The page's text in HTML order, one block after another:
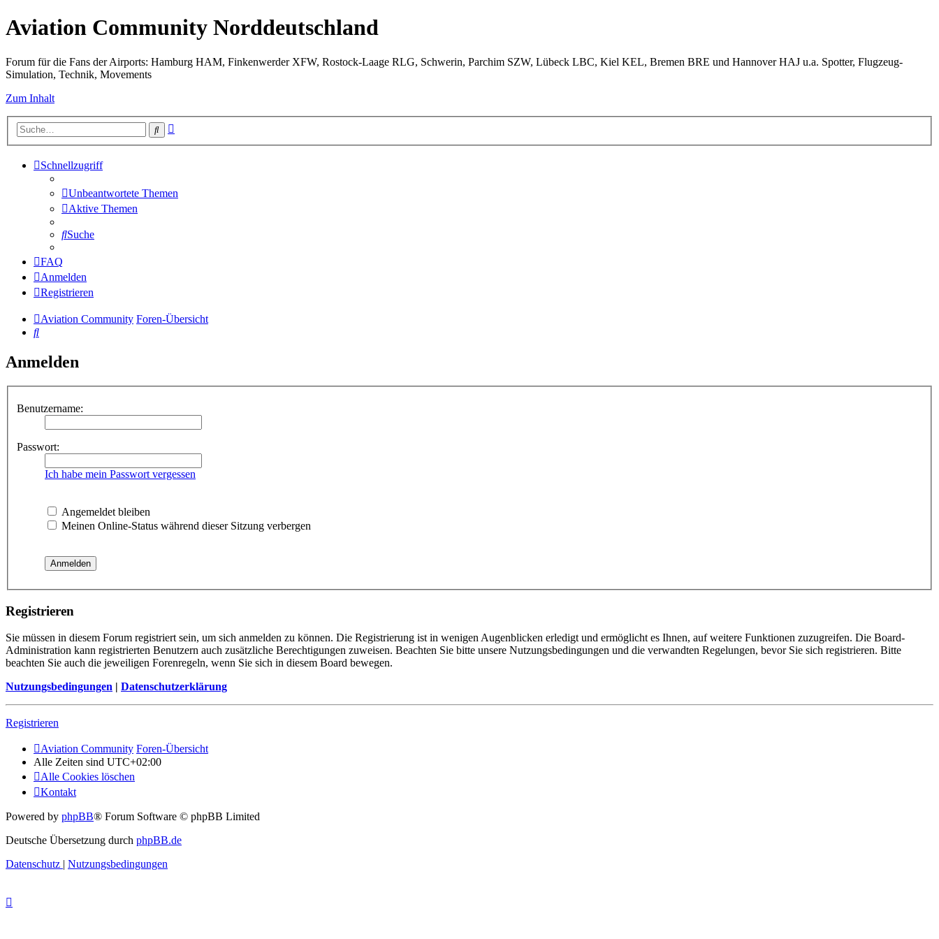
Aviation Community Norddeutschland
Forum für die Fans der Airports: Hamburg HAM, Finkenwerder XFW, Rostock-Laage RLG, Schwerin, Parchim SZW, Lübeck LBC, Kiel KEL, Bremen BRE und Hannover HAJ u.a. Spotter, Flugzeug-
Simulation, Technik, Movements
Zum Inhalt
Suche
Schnellzugriff
Unbeantwortete Themen
Aktive Themen
Suche
FAQ
Anmelden
Registrieren
Aviation Community Foren-Übersicht
Suche
Anmelden
Benutzername:
Passwort:
Ich habe mein Passwort vergessen
Angemeldet bleiben
Meinen Online-Status während dieser Sitzung verbergen
Registrieren
Sie müssen in diesem Forum registriert sein, um sich anmelden zu können. Die Registrierung ist in wenigen Augenblicken erledigt und ermöglicht es Ihnen, auf weitere Funktionen zuzugreifen. Die Board-
Administration kann registrierten Benutzern auch zusätzliche Berechtigungen zuweisen. Beachten Sie bitte unsere Nutzungsbedingungen und die verwandten Regelungen, bevor Sie sich registrieren. Bitte
beachten Sie auch die jeweiligen Forenregeln, wenn Sie sich in diesem Board bewegen.
Nutzungsbedingungen | Datenschutzerklärung
Registrieren
Aviation Community Foren-Übersicht
Alle Zeiten sind UTC+02:00
Alle Cookies löschen
Kontakt
Powered by phpBB® Forum Software © phpBB Limited
Deutsche Übersetzung durch phpBB.de
Datenschutz | Nutzungsbedingungen